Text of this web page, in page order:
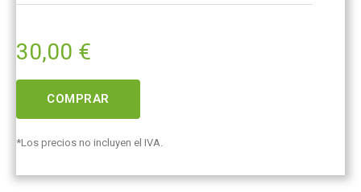
30,00 €
COMPRAR
*Los precios no incluyen el IVA.